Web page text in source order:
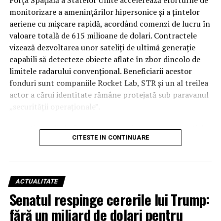
Rămâne de văzut dacă, în cazul unui atac iminent din
partea proxy-urilor Teheranului, Ankara și Islamabadul
vor interveni militar pentru a proteja regatul saudit,
transformând semnăturile de astăzi într-o realitate
operativă.
monitorizare a amenințărilor hipersonice și a țintelor
aeriene cu mișcare rapidă, acordând comenzi de lucru în
valoare totală de 615 milioane de dolari. Contractele
vizează dezvoltarea unor sateliți de ultimă generație
capabili să detecteze obiecte aflate în zbor dincolo de
limitele radarului convențional. Beneficiarii acestor
fonduri sunt companiile Rocket Lab, STR și un al treilea
actor a cărui identitate rămâne protejată sub paravanul
„securității operaționale”.
Această rundă de finanțare reprezintă o etapă esențială
în programul SB-AMTI (Space-Based Airborne Moving
lansat în luna aprilie a acestui an. Inițiativa este
gestionată de biroul de portofoliu pentru detecție și
țintire spațială, având ca scop final crearea unei rețele
de senzori orbitali care să elimine „zonele oarbe” în fața
noilor tehnologii de zbor ale adversarilor.
CITESTE IN CONTINUARE
ACTUALITATE
Senatul respinge cererile lui Trump:
fără un miliard de dolari pentru